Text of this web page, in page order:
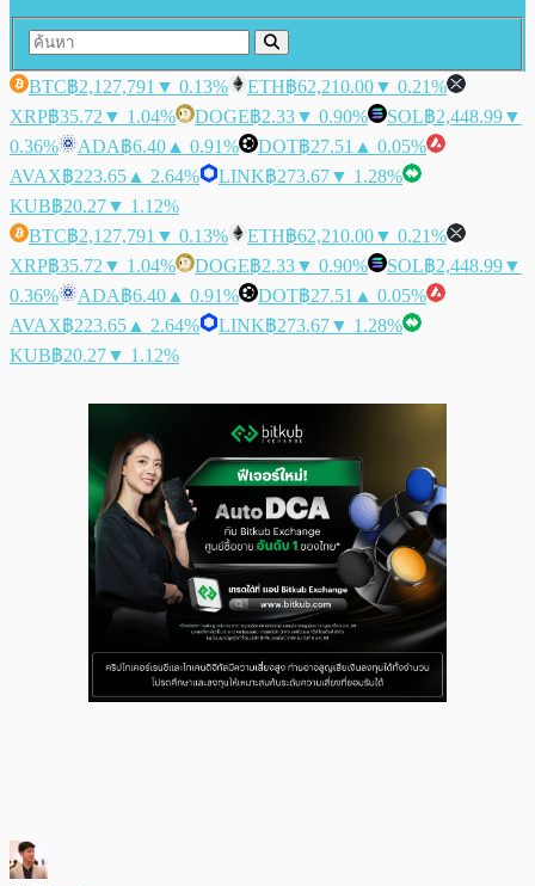
BTC฿2,127,791 ▼ 0.13% ETH฿62,210.00▼ 0.21%
XRP฿35.72 ▼ 1.04% DOGE฿2.33▼ 0.90% SOL฿2,448.99▼
0.36%
ADA฿6.40 ▲ 0.91% DOT฿27.51 ▲ 0.05%
AVAX฿223.65 ▲ 2.64% LINK฿273.67▼ 1.28%
KUB฿20.27▼ 1.12%
BTC฿2,127,791 ▼ 0.13% ETH฿62,210.00▼ 0.21%
XRP฿35.72 ▼ 1.04% DOGE฿2.33▼ 0.90% SOL฿2,448.99▼
0.36%
ADA฿6.40 ▲ 0.91% DOT฿27.51 ▲ 0.05%
AVAX฿223.65 ▲ 2.64% LINK฿273.67▼ 1.28%
KUB฿20.27▼ 1.12%